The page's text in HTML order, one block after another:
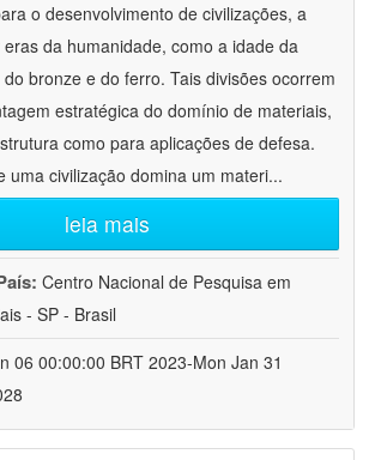
o desenvolvimento de civilizações, a
da humanidade, como a idade da
bronze e do ferro. Tais divisões ocorrem
estratégica do domínio de materiais,
como para aplicações de defesa.
uma civilização domina um materi...
leia mais
Centro Nacional de Pesquisa em
- SP - Brasil
06 00:00:00 BRT 2023-Mon Jan 31